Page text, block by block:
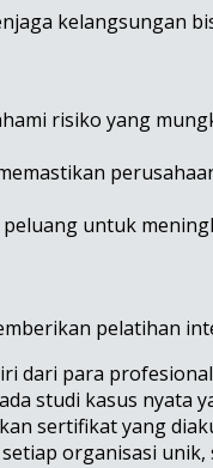
kelangsungan
risiko yang
untuk
pelatihan
dari para
studi kasus nyata
sertifikat yang
setiap organisasi